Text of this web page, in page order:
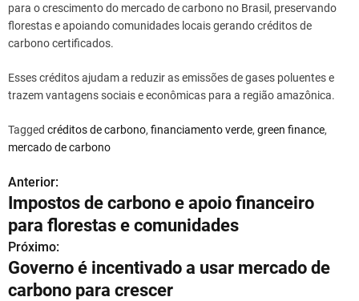
para o crescimento do mercado de carbono no Brasil, preservando
florestas e apoiando comunidades locais gerando créditos de
carbono certificados.
Esses créditos ajudam a reduzir as emissões de gases poluentes e
trazem vantagens sociais e econômicas para a região amazônica.
Tagged créditos de carbono, financiamento verde, green finance,
mercado de carbono
N
a
v
e
Anterior:
Impostos de carbono e apoio financeiro
para florestas e comunidades
Próximo:
Governo é incentivado a usar mercado de
carbono para crescer